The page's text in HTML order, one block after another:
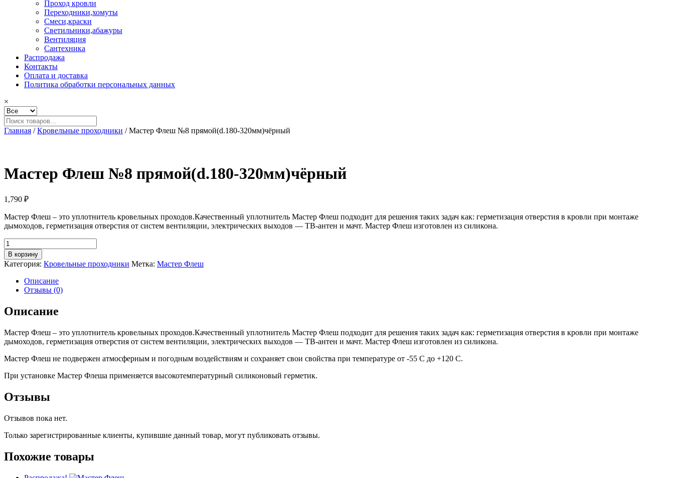
Проход кровли
Переходники,хомуты
Смеси,краски
Светильники,абажуры
Вентиляция
Сантехника
Распродажа
Контакты
Оплата и доставка
Политика обработки персональных данных
×
Главная /Кровельные проходники / Мастер Флеш №8 прямой(d.180-320мм)чёрный
Мастер Флеш №8 прямой(d.180-320мм)чёрный
1,790 ₽
Мастер Флеш – это уплотнитель кровельных проходов.Качественный уплотнитель Мастер Флеш подходит для решения таких задач как: герметизация отверстия в кровли при монтаже
дымоходов, герметизация отверстия от систем вентиляции, электрических выходов — ТВ-антен и мачт. Мастер Флеш изготовлен из силикона.
Количество
товара
Мастер
Флеш
прямой(d.180-
320мм)чёрный
В корзину
Категория: Кровельные проходники Метка: Мастер Флеш
Описание
Отзывы (0)
Описание
Мастер Флеш – это уплотнитель кровельных проходов.Качественный уплотнитель Мастер Флеш подходит для решения таких задач как: герметизация отверстия в кровли при монтаже
дымоходов, герметизация отверстия от систем вентиляции, электрических выходов — ТВ-антен и мачт. Мастер Флеш изготовлен из силикона.
Мастер Флеш не подвержен атмосферным и погодным воздействиям и сохраняет свои свойства при температуре от -55 С до +120 С.
При установке Мастер Флеша применяется высокотемпературный силиконовый герметик.
Отзывы
Отзывов пока нет.
Только зарегистрированные клиенты, купившие данный товар, могут публиковать отзывы.
Похожие товары